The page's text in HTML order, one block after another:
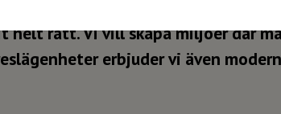
rätt. Vi vill skapa miljöer där
erbjuder vi även